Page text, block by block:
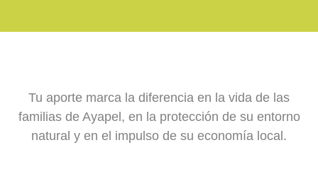
Tu aporte marca la diferencia en la vida de las
familias de Ayapel, en la protección de su entorno
natural y en el impulso de su economía local.